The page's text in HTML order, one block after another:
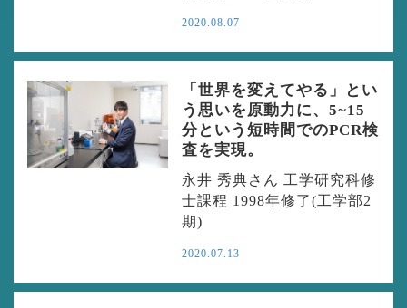
2020.08.07
「世界を変えてやる」とい
う思いを原動力に、5~15
分という短時間でのPCR検
査を実現。
永井 秀典さん 工学研究科修
士課程 1998年修了(工学部2
期)
2020.07.13